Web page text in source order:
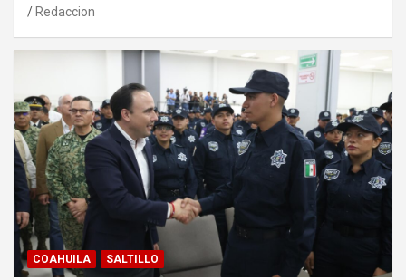
Redaccion
COAHUILA SALTILLO